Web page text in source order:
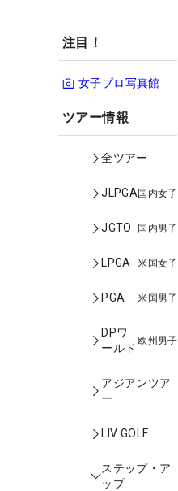
注目！
女子プロ写真館
ツアー情報
全ツアー
JLPGA国内女子
JGTO 国内男子
LPGA 米国女子
PGA 米国男子
DPワ
ールド
欧州男子
アジアンツア
ー
LIV GOLF
ステップ・ア
ップ